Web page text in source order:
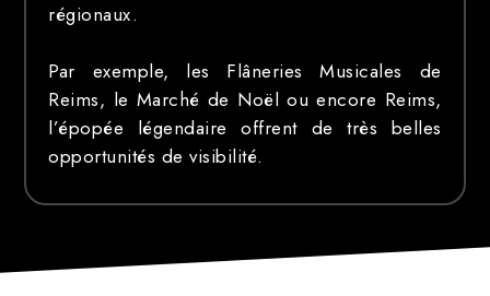
régionaux.
Par exemple, les Flâneries Musicales de
Reims, le Marché de Noël ou encore Reims,
l’épopée légendaire offrent de très belles
opportunités de visibilité.